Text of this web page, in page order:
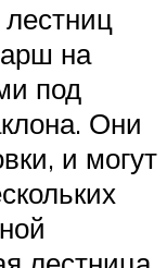
на
под
Они
и могут